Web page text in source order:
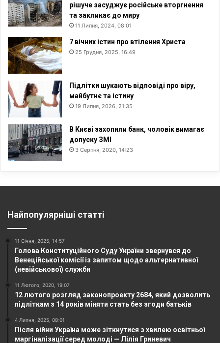
рішуче засуджує російське вторгнення
та закликає до миру
11 Липня, 2024, 08:01
7 вічних істин про втілення Христа
25 Грудня, 2025, 16:49
Підлітки шукають відповіді про віру,
майбутнє та істину
19 Липня, 2026, 21:35
В Києві захопили банк, чоловік вимагає
допуску ЗМІ
3 Серпня, 2020, 14:23
Найпопулярніші статті
11 Січня, 2025, 14:57
Голова Конституційного Суду України звернувся до
Венеційської комісії із запитом щодо альтернативної
(невійськової) служби
11 Лютого, 2020, 19:07
12 лютого розгляд законопроекту 2684, який дозволить
підліткам з 14 років міняти стать без згоди батьків
4 Липня, 2025, 08:01
Після війни Україна може зіткнутися з хвилею освітньої
маргіналізації серед молоді — Лілія Гриневич